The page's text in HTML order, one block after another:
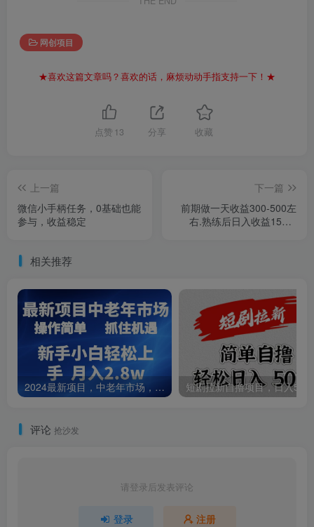
网创项目
★喜欢这篇文章吗？喜欢的话，麻烦动动手指支持一下！★
点赞 13 分享 收藏
上一篇
微信小手柄任务，0基础也能
参与，收益稳定
下一篇
前期做一天收益300-500左
右.熟练后日入收益1500-
相关推荐
2024最新项目，中老年市场，起号简单，7条作品涨粉4000+，单月变现2.8w 短剧拉新自撸项目，日入
评论 抢沙发
请登录后发表评论
登录 注册